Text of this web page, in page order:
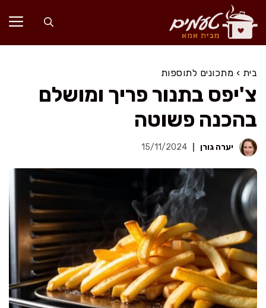
לדלג
לתוכן
בית › מתכונים לתוספות
צ'יפס בתנור פריך ומושלם
בהכנה פשוטה
יערה גורן 15/11/2024